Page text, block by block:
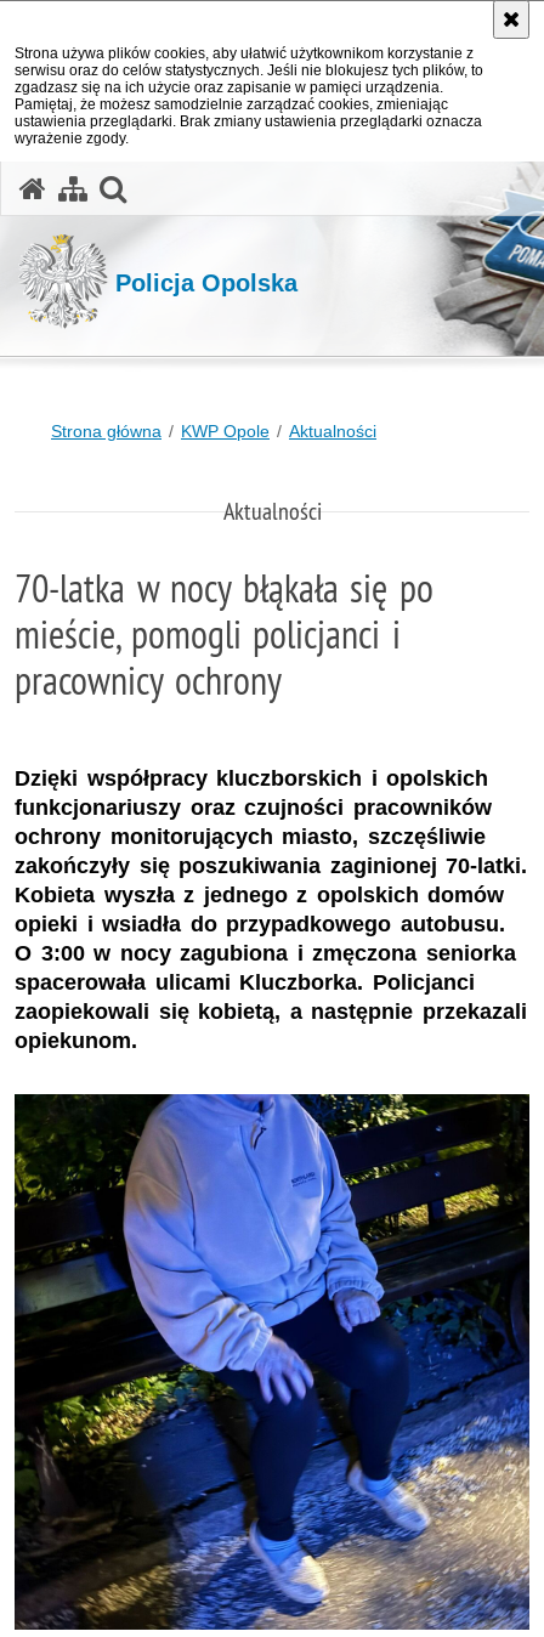
Strona używa plików cookies, aby ułatwić użytkownikom korzystanie z
serwisu oraz do celów statystycznych. Jeśli nie blokujesz tych plików, to
zgadzasz się na ich użycie oraz zapisanie w pamięci urządzenia.
Pamiętaj, że możesz samodzielnie zarządzać cookies, zmieniając
ustawienia przeglądarki. Brak zmiany ustawienia przeglądarki oznacza
wyrażenie zgody.
Policja Opolska
Strona główna KWP Opole Aktualności
Aktualności
70-latka w nocy błąkała się po
mieście, pomogli policjanci i
pracownicy ochrony
Dzięki współpracy kluczborskich i opolskich
funkcjonariuszy oraz czujności pracowników
ochrony monitorujących miasto, szczęśliwie
zakończyły się poszukiwania zaginionej 70-latki.
Kobieta wyszła z jednego z opolskich domów
opieki i wsiadła do przypadkowego autobusu.
O 3:00 w nocy zagubiona i zmęczona seniorka
spacerowała ulicami Kluczborka. Policjanci
zaopiekowali się kobietą, a następnie przekazali
opiekunom.